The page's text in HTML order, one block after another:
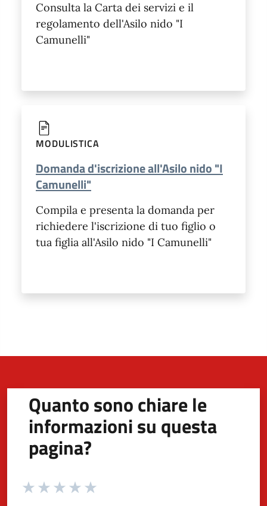
Consulta la Carta dei servizi e il
regolamento dell'Asilo nido "I
Camunelli"
MODULISTICA
Domanda d'iscrizione all'Asilo nido "I
Camunelli"
Compila e presenta la domanda per
richiedere l'iscrizione di tuo figlio o
tua figlia all'Asilo nido "I Camunelli"
Quanto sono chiare le
informazioni su questa
pagina?
Valuta da 1 a 5 stelle la pagina